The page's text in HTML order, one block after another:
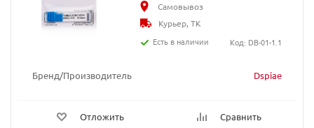
Бренд/Производитель Dspiae
Отложить Сравнить
Самовывоз
Курьер, ТК
Есть в наличии
Код: DB-01-1.1